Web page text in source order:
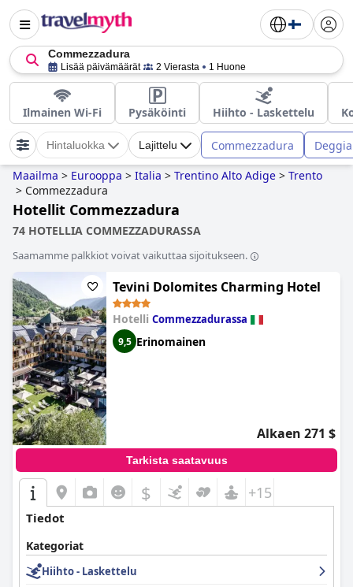
Commezzadura
Lisää päivämäärät 2 Vierasta 1 Huone
Ilmainen Wi-Fi Pysäköinti Hiihto - Laskettelu
Hintaluokka Lajittelu Commezzadura
Maailma > Eurooppa > Italia > Trentino Alto Adige > Trento
> Commezzadura
Hotellit Commezzadura
74 HOTELLIA COMMEZZADURASSA
Saamamme palkkiot voivat vaikuttaa sijoitukseen.
Tevini Dolomites Charming Hotel
Hotelli Commezzadurassa
9,5 Erinomainen
Alkaen 271 $
Tarkista saatavuus
$ +15
Tiedot
Kategoriat
Hiihto - Laskettelu